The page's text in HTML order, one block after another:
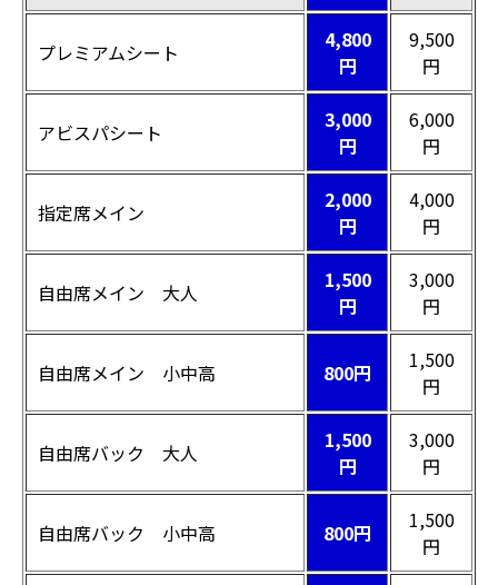
プレミアムシート
4,800
円
9,500
円
アビスパシート
3,000
円
6,000
円
指定席メイン
2,000
円
4,000
円
自由席メイン 大人
1,500
円
3,000
円
自由席メイン 小中高 800円
1,500
円
自由席バック 大人
1,500
円
3,000
円
自由席バック 小中高 800円
1,500
円